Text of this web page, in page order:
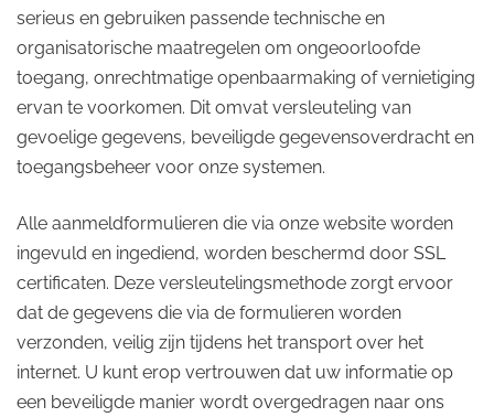
serieus en gebruiken passende technische en
organisatorische maatregelen om ongeoorloofde
toegang, onrechtmatige openbaarmaking of vernietiging
ervan te voorkomen. Dit omvat versleuteling van
gevoelige gegevens, beveiligde gegevensoverdracht en
toegangsbeheer voor onze systemen.
Alle aanmeldformulieren die via onze website worden
ingevuld en ingediend, worden beschermd door SSL
certificaten. Deze versleutelingsmethode zorgt ervoor
dat de gegevens die via de formulieren worden
verzonden, veilig zijn tijdens het transport over het
internet. U kunt erop vertrouwen dat uw informatie op
een beveiligde manier wordt overgedragen naar ons